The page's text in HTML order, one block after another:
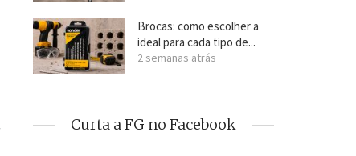
Brocas: como escolher a
ideal para cada tipo de...
2 semanas atrás
Curta a FG no Facebook